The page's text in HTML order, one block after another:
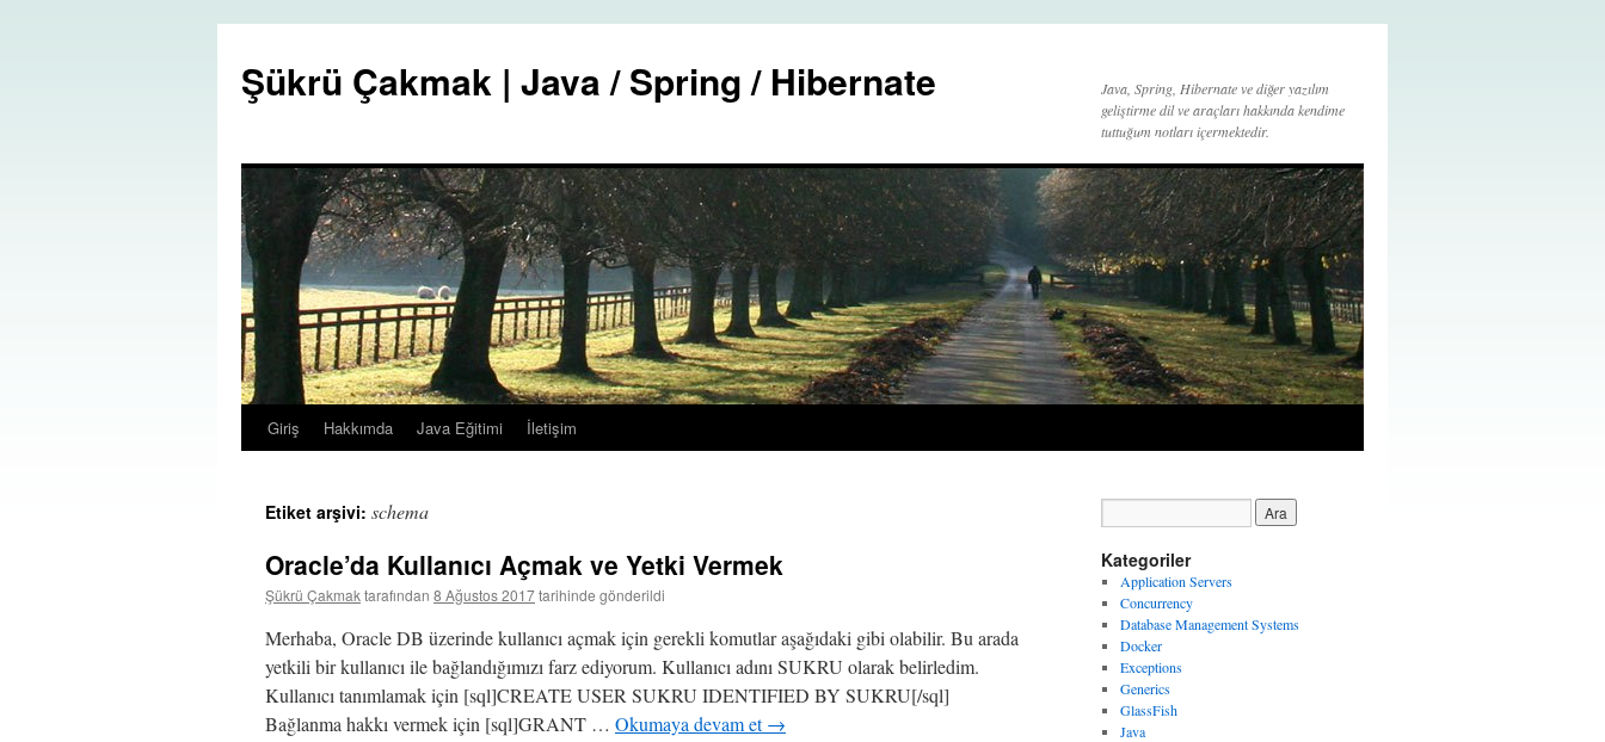
Şükrü Çakmak | Java / Spring / Hibernate
Java, Spring, Hibernate ve diğer yazılım
geliştirme dil ve araçları hakkında kendime
tuttuğum notları içermektedir.
İçeriğe
Giriş Hakkımda Java Eğitimi İletişim
Etiket arşivi: schema
Oracle’da Kullanıcı Açmak ve Yetki Vermek
Şükrü Çakmaktarafından 8 Ağustos 2017tarihinde gönderildi
Merhaba, Oracle DB üzerinde kullanıcı açmak için gerekli komutlar aşağıdaki gibi olabilir. Bu arada
yetkili bir kullanıcı ile bağlandığımızı farz ediyorum. Kullanıcı adını SUKRU olarak belirledim.
Kullanıcı tanımlamak için [sql]CREATE USER SUKRU IDENTIFIED BY SUKRU[/sql]
Bağlanma hakkı vermek için [sql]GRANT … Okumaya devam et→
Kategoriler
Application Servers
Concurrency
Database Management Systems
Docker
Exceptions
Generics
GlassFish
Java